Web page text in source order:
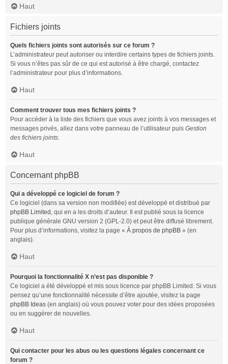
Haut
Fichiers joints
Quels fichiers joints sont autorisés sur ce forum ?
L’administrateur peut autoriser ou interdire certains types de fichiers joints.
Si vous n’êtes pas sûr de ce qui est autorisé à être chargé, contactez
l’administrateur pour plus d’informations.
Haut
Comment trouver tous mes fichiers joints ?
Pour accéder à la liste des fichiers que vous avez joints à vos messages et
messages privés, allez dans votre panneau de l’utilisateur puis Gestion
des fichiers joints.
Haut
Concernant phpBB
Qui a développé ce logiciel de forum ?
Ce logiciel (dans sa version non modifiée) est développé et distribué par
phpBB Limited , qui en a les droits d’auteur. Il est publié sous la licence
publique générale GNU version 2 (GPL-2.0) et peut être diffusé librement.
Pour plus d’informations, visitez la page « À propos de phpBB » (en
anglais).
Haut
Pourquoi la fonctionnalité X n’est pas disponible ?
Ce logiciel a été développé et mis sous licence par phpBB Limited. Si vous
pensez qu’une fonctionnalité nécessite d’être ajoutée, visitez la page
phpBB Ideas (en anglais) où vous pouvez voter pour des idées proposées
ou en suggérer de nouvelles.
Haut
Qui contacter pour les abus ou les questions légales concernant ce
forum ?